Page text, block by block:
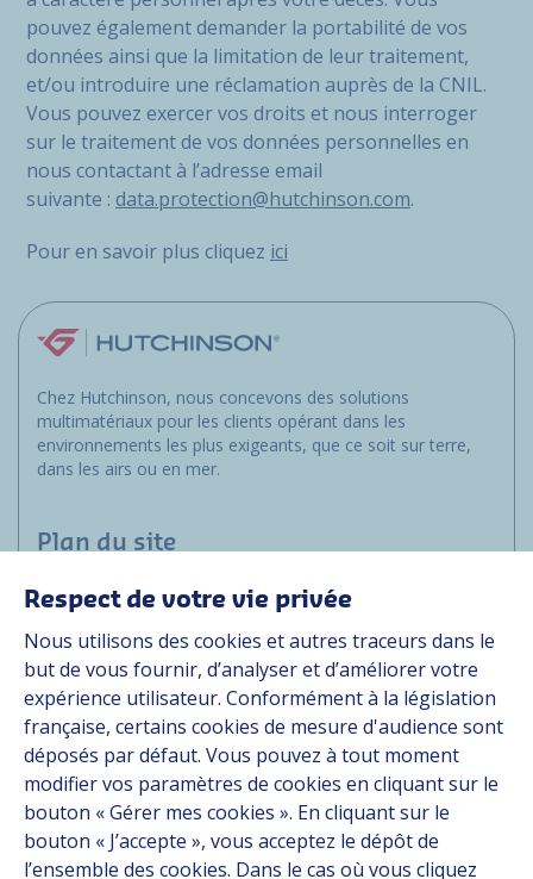
pouvez également demander la portabilité de vos
données ainsi que la limitation de leur traitement,
et/ou introduire une réclamation auprès de la CNIL.
Vous pouvez exercer vos droits et nous interroger
sur le traitement de vos données personnelles en
nous contactant à l’adresse email
suivante : data.protection@hutchinson.com.
Pour en savoir plus cliquez ici
Chez Hutchinson, nous concevons des solutions
multimatériaux pour les clients opérant dans les
environnements les plus exigeants, que ce soit sur terre,
dans les airs ou en mer.
Plan du site
Marchés
Solutions
Ressources
À propos
Carrière
Contact
Suivez-nous
Respect de votre vie privée
Nous utilisons des cookies et autres traceurs dans le
but de vous fournir, d’analyser et d’améliorer votre
expérience utilisateur. Conformément à la législation
française, certains cookies de mesure d'audience sont
déposés par défaut. Vous pouvez à tout moment
modifier vos paramètres de cookies en cliquant sur le
bouton « Gérer mes cookies ». En cliquant sur le
bouton « J’accepte », vous acceptez le dépôt de
l’ensemble des cookies. Dans le cas où vous cliquez